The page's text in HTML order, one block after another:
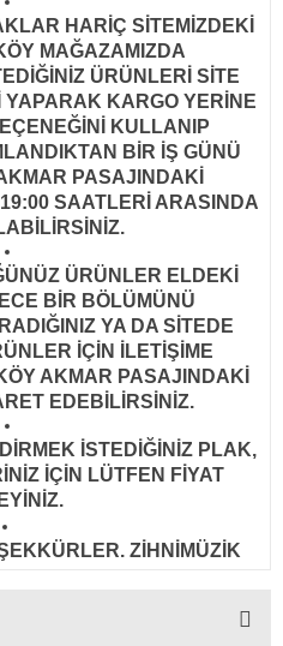
HARİÇ SİTEMİZDEKİ
MAĞAZAMIZDA
ÜRÜNLERİ SİTE
YAPARAK KARGO YERİNE
KULLANIP
BİR İŞ GÜNÜ
PASAJINDAKİ
SAATLERİ ARASINDA
ÜRÜNLER ELDEKİ
BİR BÖLÜMÜNÜ
YA DA SİTEDE
İÇİN İLETİŞİME
AKMAR PASAJINDAKİ
EDEBİLİRSİNİZ.
İSTEDİĞİNİZ PLAK,
İÇİN LÜTFEN FİYAT
ZİHNİMÜZİK